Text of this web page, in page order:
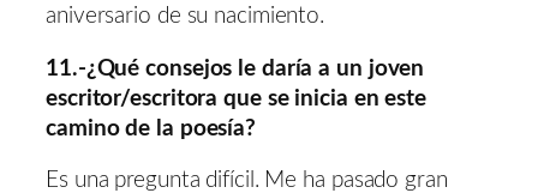
aniversario de su nacimiento.
11.-¿Qué consejos le daría a un joven
escritor/escritora que se inicia en este
camino de la poesía?
Es una pregunta difícil. Me ha pasado gran